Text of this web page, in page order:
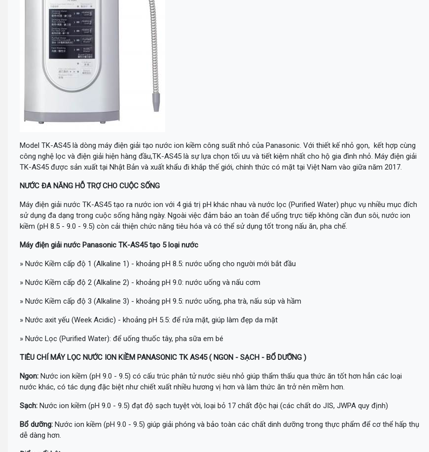
Model TK-AS45 là dòng máy điện giải tạo nước ion kiềm công suất nhỏ của Panasonic. Với thiết kế nhỏ gọn, kết hợp cùng
công nghệ lọc và điện giải hiện hàng đầu,TK-AS45 là sự lựa chọn tối ưu và tiết kiệm nhất cho hộ gia đình nhỏ. Máy điện giải
TK-AS45 được sản xuất tại Nhật Bản và xuất khẩu đi khắp thế giới, chính thức có mặt tại Việt Nam vào giữa năm 2017.
NƯỚC ĐA NĂNG HỖ TRỢ CHO CUỘC SỐNG
Máy điện giải nước TK-AS45 tạo ra nước ion với 4 giá trị pH khác nhau và nước lọc (Purified Water) phục vụ nhiều mục đích
sử dụng đa dạng trong cuộc sống hằng ngày. Ngoài việc đảm bảo an toàn để uống trực tiếp không cần đun sôi, nước ion
kiềm (pH 8.5 - 9.0 - 9.5) còn cải thiện chức năng tiêu hóa và có thể sử dụng tốt trong nấu ăn, pha chế.
Máy điện giải nước Panasonic TK-AS45 tạo 5 loại nước
» Nước Kiềm cấp độ 1 (Alkaline 1) - khoảng pH 8.5: nước uống cho người mới bắt đầu
» Nước Kiềm cấp độ 2 (Alkaline 2) - khoảng pH 9.0: nước uống và nấu cơm
» Nước Kiềm cấp độ 3 (Alkaline 3) - khoảng pH 9.5: nước uống, pha trà, nấu súp và hầm
» Nước axit yếu (Week Acidic) - khoảng pH 5.5: để rửa mặt, giúp làm đẹp da mặt
» Nước Lọc (Purified Water): để uống thuốc tây, pha sữa em bé
TIÊU CHÍ MÁY LỌC NƯỚC ION KIỀM PANASONIC TK AS45 ( NGON - SẠCH - BỔ DƯỠNG )
Ngon: Nước ion kiềm (pH 9.0 - 9.5) có cấu trúc phân tử nước siêu nhỏ giúp thẩm thấu qua thức ăn tốt hơn hẳn các loại
nước khác, có tác dụng đặc biệt như chiết xuất nhiều hương vị hơn và làm thức ăn trở nên mềm hơn.
Sạch: Nước ion kiềm (pH 9.0 - 9.5) đạt độ sạch tuyệt vời, loại bỏ 17 chất độc hại (các chất do JIS, JWPA quy định)
Bổ dưỡng: Nước ion kiềm (pH 9.0 - 9.5) giúp giải phóng và bảo toàn các chất dinh dưỡng trong thực phẩm để cơ thể hấp thụ
dễ dàng hơn.